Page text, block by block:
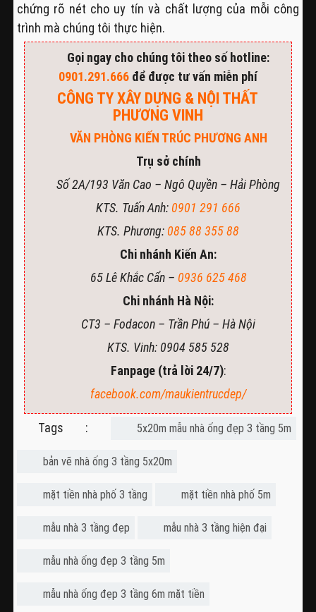
chứng rõ nét cho uy tín và chất lượng của mỗi công
trình mà chúng tôi thực hiện.
Gọi ngay cho chúng tôi theo số hotline:
0901.291.666để được tư vấn miễn phí
CÔNG TY XÂY DỰNG & NỘI THẤT
PHƯƠNG VINH
VĂN PHÒNG KIẾN TRÚC PHƯƠNG ANH
Trụ sở chính
Số 2A/193 Văn Cao – Ngô Quyền – Hải Phòng
KTS. Tuấn Anh: 0901 291 666
KTS. Phương: 085 88 355 88
Chi nhánh Kiến An:
65 Lê Khắc Cẩn – 0936 625 468
Chi nhánh Hà Nội:
CT3 – Fodacon – Trần Phú – Hà Nội
KTS. Vinh: 0904 585 528
Fanpage (trả lời 24/7):
facebook.com/maukientrucdep/
Tags : 5x20m mẫu nhà ống đẹp 3 tầng 5m
bản vẽ nhà ống 3 tầng 5x20m
mặt tiền nhà phố 3 tầng mặt tiền nhà phố 5m
mẫu nhà 3 tầng đẹp mẫu nhà 3 tầng hiện đại
mẫu nhà ống đẹp 3 tầng 5m
mẫu nhà ống đẹp 3 tầng 6m mặt tiền